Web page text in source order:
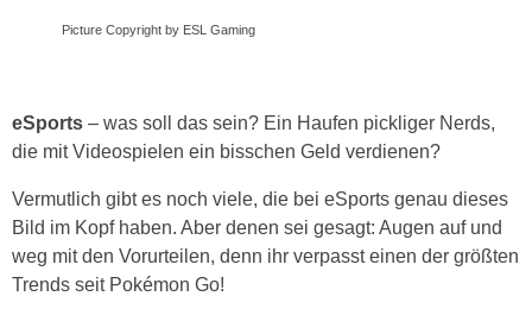
Picture Copyright by ESL Gaming
eSports – was soll das sein? Ein Haufen pickliger Nerds,
die mit Videospielen ein bisschen Geld verdienen?
Vermutlich gibt es noch viele, die bei eSports genau dieses
Bild im Kopf haben. Aber denen sei gesagt: Augen auf und
weg mit den Vorurteilen, denn ihr verpasst einen der größten
Trends seit Pokémon Go!